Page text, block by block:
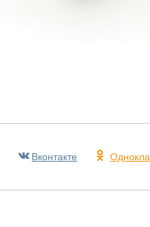
Вконтакте